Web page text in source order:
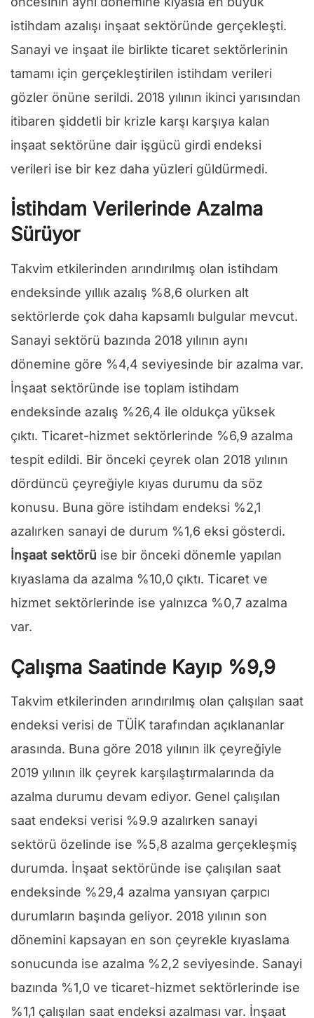
istihdam azalışı inşaat sektöründe gerçekleşti.
Sanayi ve inşaat ile birlikte ticaret sektörlerinin
tamamı için gerçekleştirilen istihdam verileri
gözler önüne serildi. 2018 yılının ikinci yarısından
itibaren şiddetli bir krizle karşı karşıya kalan
inşaat sektörüne dair işgücü girdi endeksi
verileri ise bir kez daha yüzleri güldürmedi.
İstihdam Verilerinde Azalma
Sürüyor
Takvim etkilerinden arındırılmış olan istihdam
endeksinde yıllık azalış %8,6 olurken alt
sektörlerde çok daha kapsamlı bulgular mevcut.
Sanayi sektörü bazında 2018 yılının aynı
dönemine göre %4,4 seviyesinde bir azalma var.
İnşaat sektöründe ise toplam istihdam
endeksinde azalış %26,4 ile oldukça yüksek
çıktı. Ticaret-hizmet sektörlerinde %6,9 azalma
tespit edildi. Bir önceki çeyrek olan 2018 yılının
dördüncü çeyreğiyle kıyas durumu da söz
konusu. Buna göre istihdam endeksi %2,1
azalırken sanayi de durum %1,6 eksi gösterdi.
İnşaat sektörü ise bir önceki dönemle yapılan
kıyaslama da azalma %10,0 çıktı. Ticaret ve
hizmet sektörlerinde ise yalnızca %0,7 azalma
var.
Çalışma Saatinde Kayıp %9,9
Takvim etkilerinden arındırılmış olan çalışılan saat
endeksi verisi de TÜİK tarafından açıklananlar
arasında. Buna göre 2018 yılının ilk çeyreğiyle
2019 yılının ilk çeyrek karşılaştırmalarında da
azalma durumu devam ediyor. Genel çalışılan
saat endeksi verisi %9.9 azalırken sanayi
sektörü özelinde ise %5,8 azalma gerçekleşmiş
durumda. İnşaat sektöründe ise çalışılan saat
endeksinde %29,4 azalma yansıyan çarpıcı
durumların başında geliyor. 2018 yılının son
dönemini kapsayan en son çeyrekle kıyaslama
sonucunda ise azalma %2,2 seviyesinde. Sanayi
bazında %1,0 ve ticaret-hizmet sektörlerinde ise
%1,1 çalışılan saat endeksi azalması var. İnşaat